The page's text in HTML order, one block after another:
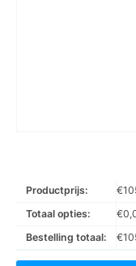
Productprijs: €
Totaal opties:
€
Bestelling totaal:
€